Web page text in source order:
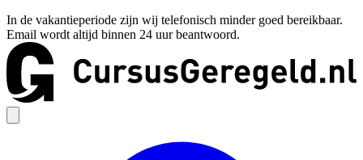
In de vakantieperiode zijn wij telefonisch minder goed bereikbaar.
Email wordt altijd binnen 24 uur beantwoord.